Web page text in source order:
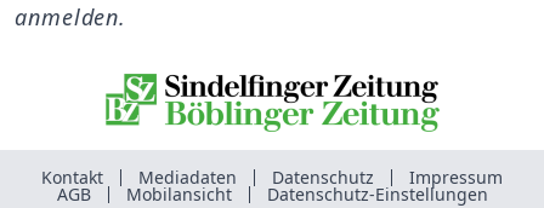
anmelden.
Kontakt Mediadaten Datenschutz Impressum
AGB Mobilansicht Datenschutz-Einstellungen